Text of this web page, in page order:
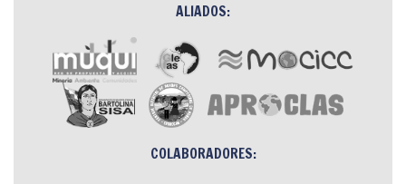
ALIADOS:
COLABORADORES: